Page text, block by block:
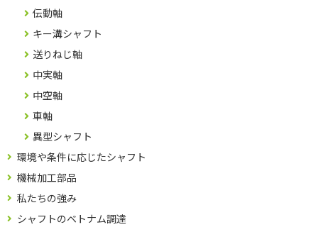
伝動軸
キー溝シャフト
送りねじ軸
中実軸
中空軸
車軸
異型シャフト
環境や条件に応じたシャフト
機械加工部品
私たちの強み
シャフトのベトナム調達